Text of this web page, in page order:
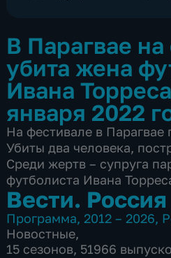
В Парагвае
убита жена
Ивана Торреса
января 2022
На фестивале в Парагвае
Убиты два человека,
Среди жертв – супруга
футболиста Ивана
Вести.
Программа, 2012 – 2026,
Новостные,
15 сезонов, 51966